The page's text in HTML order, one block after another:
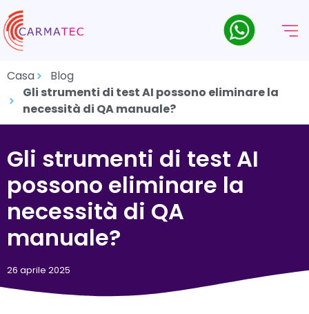
Casa
Blog
Gli strumenti di test AI possono eliminare la
necessità di QA manuale?
Gli strumenti di test AI
possono eliminare la
necessità di QA
manuale?
26 aprile 2025